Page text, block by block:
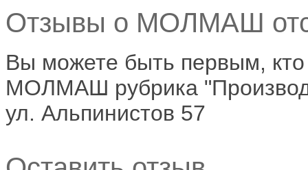
Отзывы о МОЛМАШ
Вы можете быть первым,
МОЛМАШ рубрика
ул. Альпинистов 57